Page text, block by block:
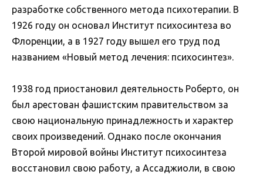
разработке собственного метода психотерапии. В
1926 году он основал Институт психосинтеза во
Флоренции, а в 1927 году вышел его труд под
названием «Новый метод лечения: психосинтез».
1938 год приостановил деятельность Роберто, он
был арестован фашистским правительством за
свою национальную принадлежность и характер
своих произведений. Однако после окончания
Второй мировой войны Институт психосинтеза
восстановил свою работу, а Ассаджиоли, в свою